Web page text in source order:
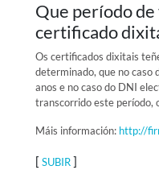
Que período
certificado
Os certificados dixitais
determinado, que no caso
anos e no caso do DNI
transcorrido este período,
Máis información: http://
[ SUBIR]